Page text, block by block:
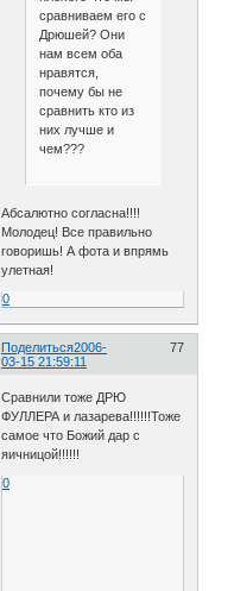
сравниваем его с
Дрюшей? Они
нам всем оба
нравятся,
почему бы не
сравнить кто из
них лучше и
чем???
Абсалютно согласна!!!!
Молодец! Все правильно
говоришь! А фота и впрямь
улетная!
0
Поделиться 77
2006-
03-15 21:59:11
Сравнили тоже ДРЮ
ФУЛЛЕРА и лазарева!!!!!!Тоже
самое что Божий дар с
яичницой!!!!!!
0